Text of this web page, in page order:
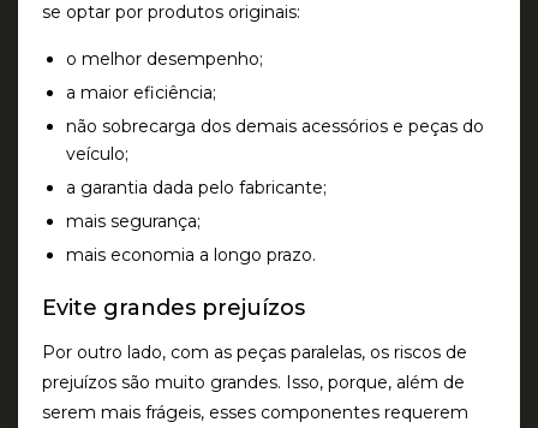
se optar por produtos originais:
o melhor desempenho;
a maior eficiência;
não sobrecarga dos demais acessórios e peças do
veículo;
a garantia dada pelo fabricante;
mais segurança;
mais economia a longo prazo.
Evite grandes prejuízos
Por outro lado, com as peças paralelas, os riscos de
prejuízos são muito grandes. Isso, porque, além de
serem mais frágeis, esses componentes requerem